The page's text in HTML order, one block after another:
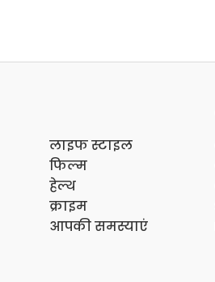
लाइफ स्टाइल
फिल्म
हेल्थ
क्राइम
आपकी समस्याएं